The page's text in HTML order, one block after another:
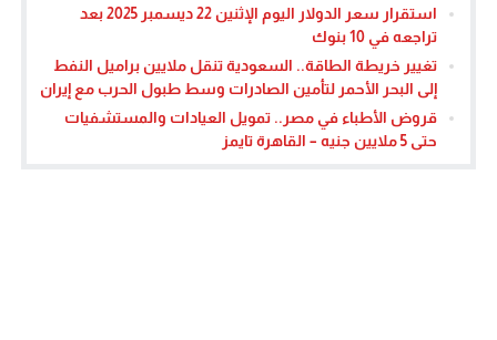
استقرار سعر الدولار اليوم الإثنين 22 ديسمبر 2025 بعد
تراجعه في 10 بنوك
تغيير خريطة الطاقة.. السعودية تنقل ملايين براميل النفط
إلى البحر الأحمر لتأمين الصادرات وسط طبول الحرب مع إيران
قروض الأطباء في مصر.. تمويل العيادات والمستشفيات
حتى 5 ملايين جنيه – القاهرة تايمز